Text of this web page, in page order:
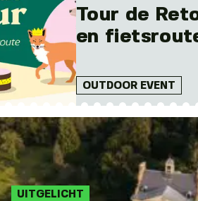
Tour de
en
OUTDOOR EVENT
UITGELICHT